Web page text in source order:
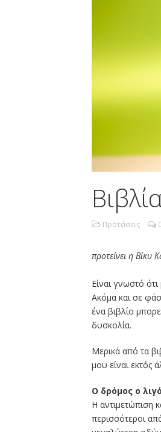
Προτάσεις
προτείνει η
Είναι γνωστό
Ακόμα και σε
ένα βιβλίο
δυσκολία.
Μερικά από τα
μου είναι εκτός
Ο δρόμος ο
Η αντιμετώπιση
περισσότεροι